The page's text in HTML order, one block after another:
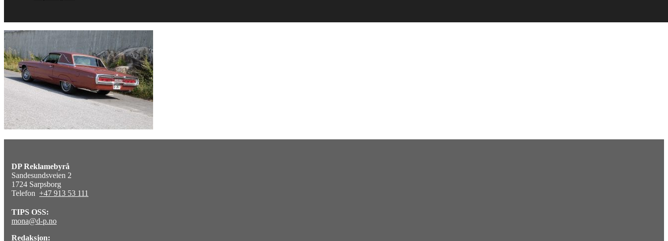
DP Reklamebyrå
Sandesundsveien 2
1724 Sarpsborg
Telefon +47 913 53 111
TIPS OSS:
mona@d-p.no
Redaksjon: